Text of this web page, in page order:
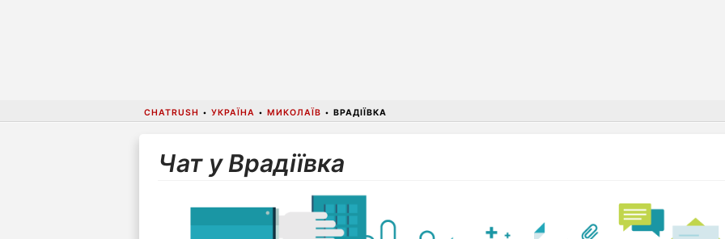
CHATRUSH • УКРАЇНА • МИКОЛАЇВ • ВРАДІЇВКА
Чат у Врадіївка